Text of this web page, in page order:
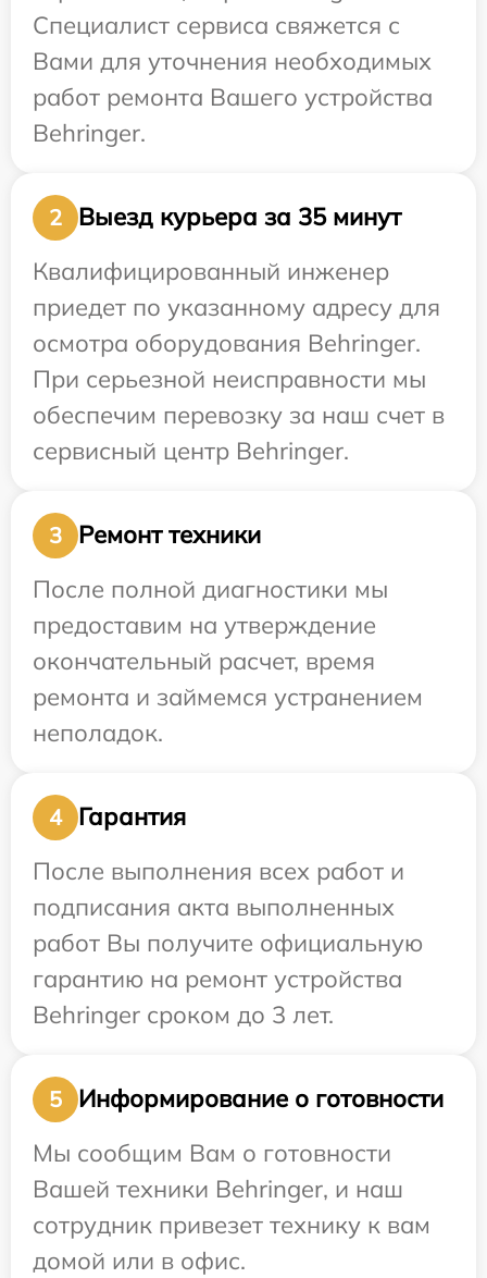
Специалист сервиса свяжется с
Вами для уточнения необходимых
работ ремонта Вашего устройства
Behringer.
2
Выезд курьера за 35 минут
Квалифицированный инженер
приедет по указанному адресу для
осмотра оборудования Behringer.
При серьезной неисправности мы
обеспечим перевозку за наш счет в
сервисный центр Behringer.
3
Ремонт техники
После полной диагностики мы
предоставим на утверждение
окончательный расчет, время
ремонта и займемся устранением
неполадок.
4
Гарантия
После выполнения всех работ и
подписания акта выполненных
работ Вы получите официальную
гарантию на ремонт устройства
Behringer сроком до 3 лет.
5
Информирование о готовности
Мы сообщим Вам о готовности
Вашей техники Behringer, и наш
сотрудник привезет технику к вам
домой или в офис.